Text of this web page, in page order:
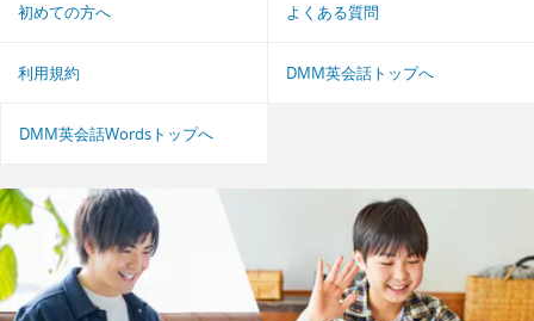
初めての方へ よくある質問
利用規約 DMM英会話トップへ
DMM英会話Wordsトップへ